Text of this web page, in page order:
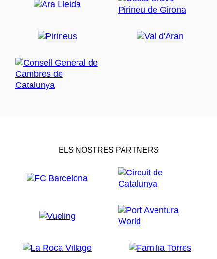
ELS NOSTRES PARTNERS